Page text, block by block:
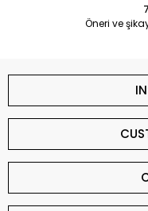
Öneri ve